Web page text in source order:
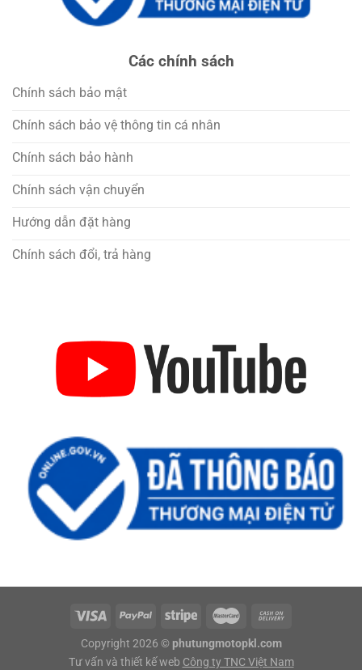
Các chính sách
Chính sách bảo mật
Chính sách bảo vệ thông tin cá nhân
Chính sách bảo hành
Chính sách vận chuyển
Hướng dẫn đặt hàng
Chính sách đổi, trả hàng
Copyright 2026 © phutungmotopkl.com
Tư vấn và thiết kế web Công ty TNC Việt Nam